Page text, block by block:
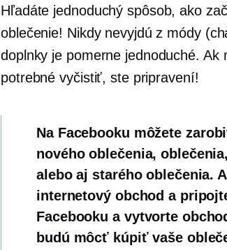
Hľadáte jednoduchý spôsob, ako
oblečenie! Nikdy nevyjdú z módy
doplnky je pomerne jednoduché.
potrebné vyčistiť, ste pripravení!
Na Facebooku môžete
nového oblečenia,
alebo aj starého oblečenia.
internetový obchod a
Facebooku a vytvorte
budú môcť kúpiť vaše